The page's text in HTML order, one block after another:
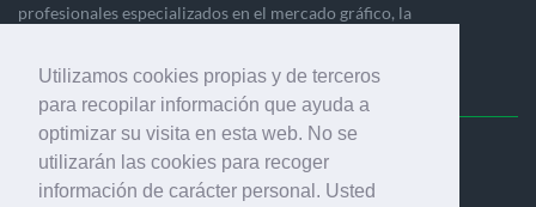
Utilizamos cookies propias y de terceros
para recopilar información que ayuda a
optimizar su visita en esta web. No se
utilizarán las cookies para recoger
información de carácter personal. Usted
profesionales especializados en el mercado gráfico, la
Ediciones Industria Gráfica, S.C.P.
Calle Fluvià 257, bajos, 08020 Barcelona (España)